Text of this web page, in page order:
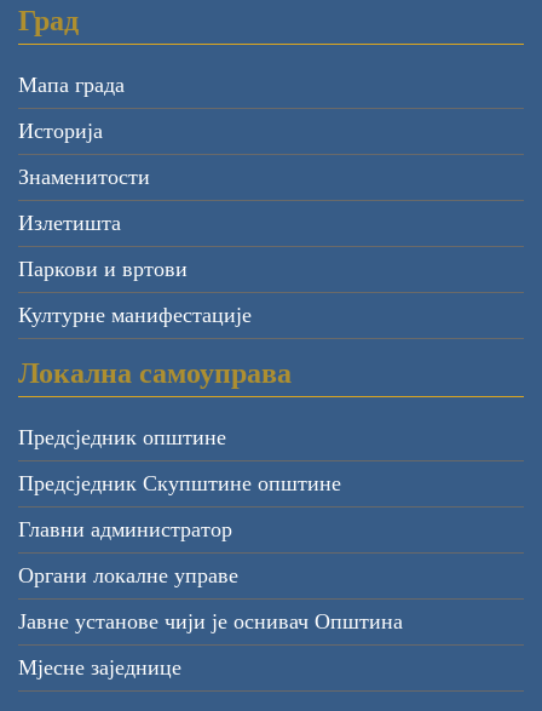
Град
Мапа града
Историја
Знаменитости
Излетишта
Паркови и вртови
Културне манифестације
Локална самоуправа
Предсједник општине
Предсједник Скупштине општине
Главни администратор
Органи локалне управе
Јавне установе чији је оснивач Општина
Мјесне заједнице